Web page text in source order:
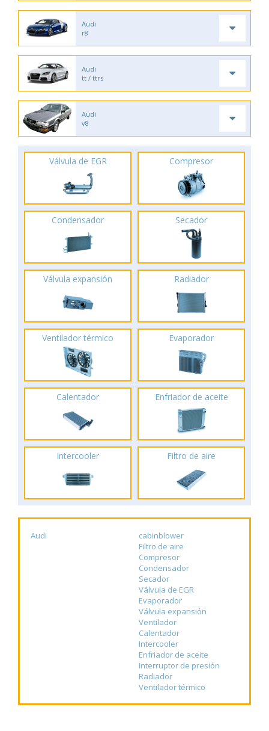
Audi
r8
Audi
tt / ttrs
Audi
v8
Válvula de EGR Compresor
Condensador Secador
Válvula expansión Radiador
Ventilador térmico Evaporador
Calentador Enfriador de aceite
Intercooler Filtro de aire
Audi
cabinblower
Filtro de aire
Compresor
Condensador
Secador
Válvula de EGR
Evaporador
Válvula expansión
Ventilador
Calentador
Intercooler
Enfriador de aceite
Interruptor de presión
Radiador
Ventilador térmico